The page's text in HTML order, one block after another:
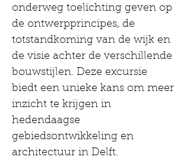
onderweg toelichting geven op
de ontwerpprincipes, de
totstandkoming van de wijk en
de visie achter de verschillende
bouwstijlen. Deze excursie
biedt een unieke kans om meer
inzicht te krijgen in
hedendaagse
gebiedsontwikkeling en
architectuur in Delft.